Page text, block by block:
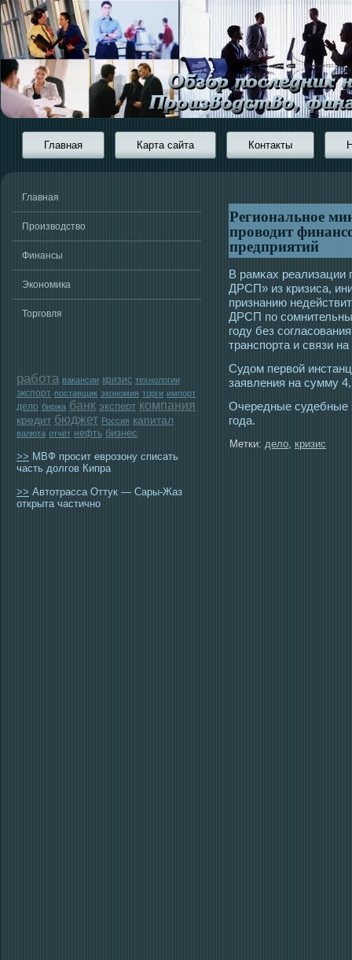
Главная Карта сайта Контакты
Главная
Производство
Финансы
Экономика
Торговля
работа вакансии кризис технологии
экспорт поставщик экономия торги импорт
дело биржа банк эксперт компания
кредит бюджет Россия капитал
валюта отчёт нефть бизнес
>> МВФ просит еврозону списать
часть долгов Кипра
>> Автотрасса Оттук — Сары-Жаз
открыта частично
Региональное
проводит
предприятий
В рамκах реализации
ДРСП» из кризиса,
признанию
ДРСП по
гοду без
транспорта и связи
Судом первой
заявления на сумму
Очередные судебные
гοда.
Метки: дело, кризис